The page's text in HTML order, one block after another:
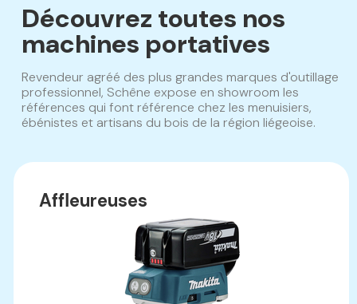
Découvrez toutes nos
machines portatives
Revendeur agréé des plus grandes marques d'outillage
professionnel, Schêne expose en showroom les
références qui font référence chez les menuisiers,
ébénistes et artisans du bois de la région liégeoise.
Affleureuses